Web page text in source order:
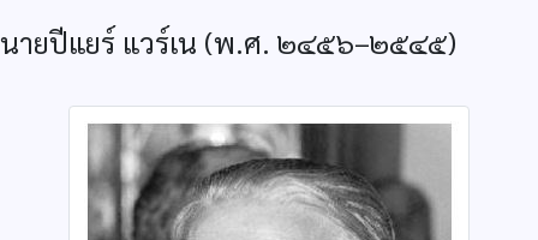
นายปีแยร์ แวร์เน (พ.ศ. ๒๔๕๖–๒๕๔๕)